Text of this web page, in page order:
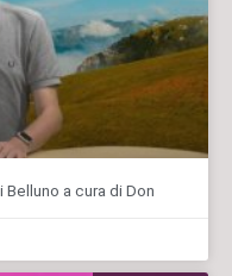
a cura di Don